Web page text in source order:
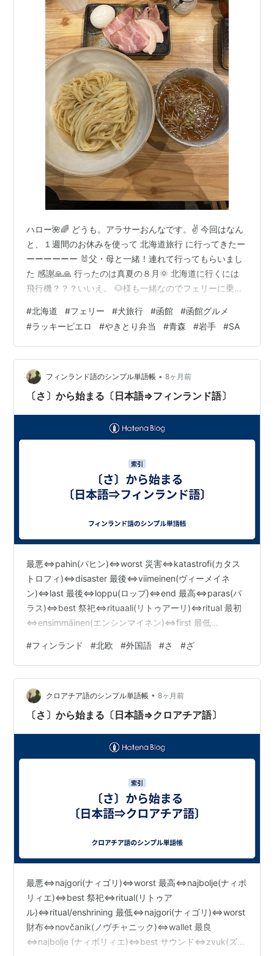
ハロー🌺🌈 どうも。アラサーおんなです。✌️ 今回はなん
と、１週間のお休みを使って 北海道旅行 に行ってきたー
ーーーーーー 🐰父・母と一緒！連れて行ってもらいまし
た 感謝🙏🙏 行ったのは真夏の８月🌞 北海道に行くには
飛行機？？？いいえ。 🐶様も一緒なのでフェリーに乗っ
移動するよー！ 幅ひろーーーいでしょ！ しかも今回はフ
ェリーもそうだし、🚗も一緒にフェリーに乗っていった
の！ すごく楽しい思い出いっぱいの旅行になったーーー
ー👍👍👍 今回もくわーーーしく載せていくね✊ 🐶やペッ
トがいたり、飛行機に乗れない人はフェリーを使うって
いう手段があるからね…
#北海道 #フェリー #犬旅行 #函館 #函館グルメ
#ラッキーピエロ #やきとり弁当 #青森 #岩手 #SA
フィンランド語のシンプル単語帳 • 8ヶ月前
〔さ〕から始まる〔日本語⇒フィンランド語〕
最悪⇔pahin(パヒン)⇔worst 災害⇔katastrofi(カタス
トロフィ)⇔disaster 最後⇔viimeinen(ヴィーメイネ
ン)⇔last 最後⇔loppu(ロップ)⇔end 最高⇔paras(パ
ラス)⇔best 祭祀⇔rituaali(リトゥアーリ)⇔ritual 最初
⇔ensimmäinen(エンシンマイネン)⇔first 最低
コ)⇔wallet 財宝⇔aarre(アーッレ)⇔treasure 最良
⇔paras(パラス)⇔best 幸い⇔onnellisuus(オンネッリ
スース)⇔happiness サウ…
#フィンランド #北欧 #外国語 #さ #ざ
クロアチア語のシンプル単語帳 • 8ヶ月前
〔さ〕から始まる〔日本語⇒クロアチア語〕
最悪⇔najgori(ナィゴリ)⇔worst 最高⇔najbolje(ナィボ
リィエ)⇔best 祭祀⇔ritual(リトゥア
ル)⇔ritual/enshrining 最低⇔najgori(ナィゴリ)⇔worst
財布⇔novčanik(ノヴチャニック)⇔wallet 最良
⇔najbolje (ナィボリィエ)⇔best サウンド⇔zvuk(ズヴ